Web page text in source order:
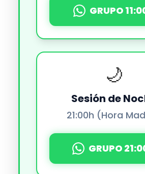
GRUPO
🌙
Sesión de
21:00h (Hora
GRUPO